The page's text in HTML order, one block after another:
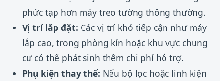
phức tạp hơn máy treo tường thông thường.
Vị trí lắp đặt: Các vị trí khó tiếp cận như máy
lắp cao, trong phòng kín hoặc khu vực chung
cư có thể phát sinh thêm chi phí hỗ trợ.
Phụ kiện thay thế: Nếu bộ lọc hoặc linh kiện